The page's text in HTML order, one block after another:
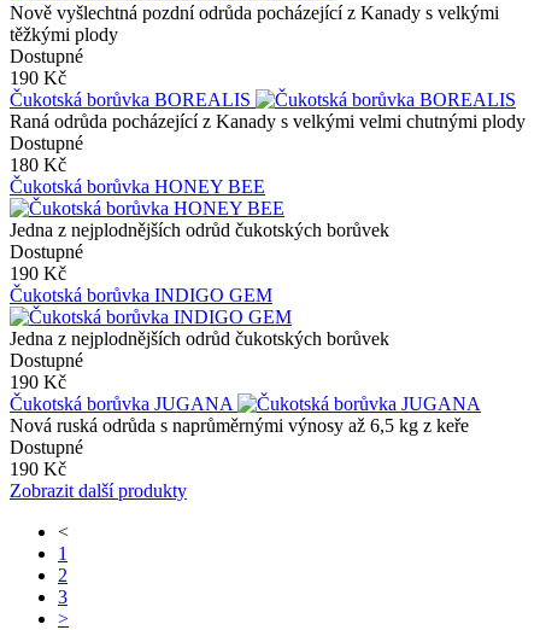
Nově vyšlechtná pozdní odrůda pocházející z Kanady s velkými
těžkými plody
Dostupné
190 Kč
Čukotská borůvka BOREALIS
Raná odrůda pocházející z Kanady s velkými velmi chutnými plody
Dostupné
180 Kč
Čukotská borůvka HONEY BEE
Jedna z nejplodnějších odrůd čukotských borůvek
Dostupné
190 Kč
Čukotská borůvka INDIGO GEM
Jedna z nejplodnějších odrůd čukotských borůvek
Dostupné
190 Kč
Čukotská borůvka JUGANA
Nová ruská odrůda s naprůměrnými výnosy až 6,5 kg z keře
Dostupné
190 Kč
Zobrazit další produkty
<
1
2
3
>